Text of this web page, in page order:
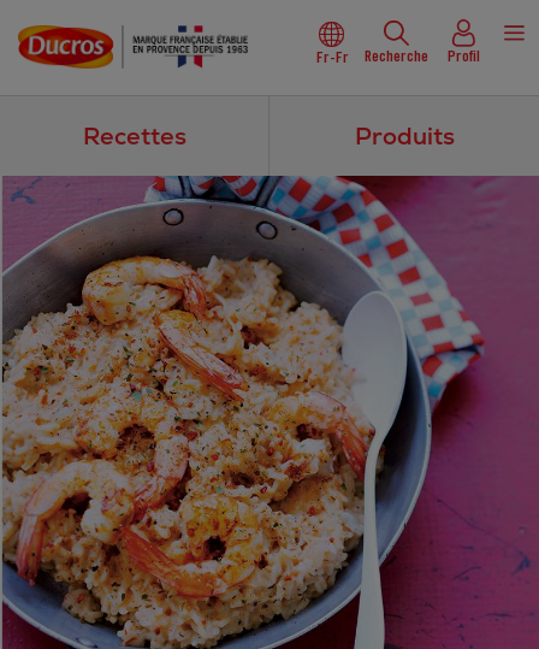
Fr-Fr Recherche Profil
Recettes Produits